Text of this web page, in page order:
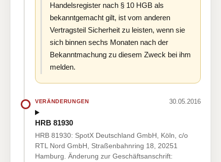
Handelsregister nach § 10 HGB als
bekanntgemacht gilt, ist vom anderen
Vertragsteil Sicherheit zu leisten, wenn sie
sich binnen sechs Monaten nach der
Bekanntmachung zu diesem Zweck bei ihm
melden.
VERÄNDERUNGEN 30.05.2016
HRB 81930
HRB 81930: SpotX Deutschland GmbH, Köln, c/o
RTL Nord GmbH, Straßenbahnring 18, 20251
Hamburg. Änderung zur Geschäftsanschrift: